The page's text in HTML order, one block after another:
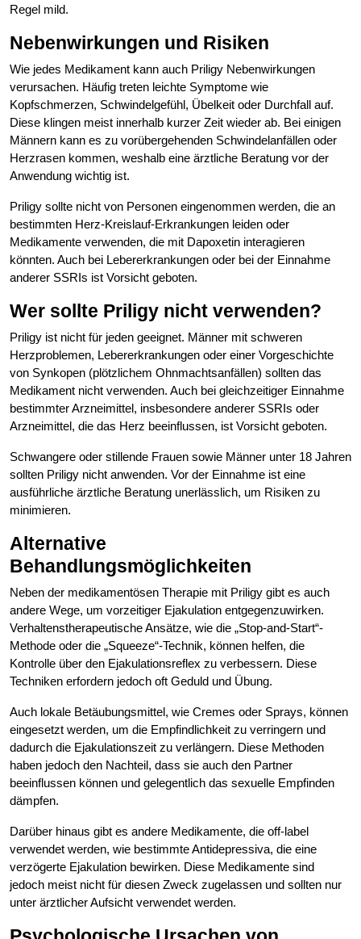
Regel mild.
Nebenwirkungen und Risiken
Wie jedes Medikament kann auch Priligy Nebenwirkungen
verursachen. Häufig treten leichte Symptome wie
Kopfschmerzen, Schwindelgefühl, Übelkeit oder Durchfall auf.
Diese klingen meist innerhalb kurzer Zeit wieder ab. Bei einigen
Männern kann es zu vorübergehenden Schwindelanfällen oder
Herzrasen kommen, weshalb eine ärztliche Beratung vor der
Anwendung wichtig ist.
Priligy sollte nicht von Personen eingenommen werden, die an
bestimmten Herz-Kreislauf-Erkrankungen leiden oder
Medikamente verwenden, die mit Dapoxetin interagieren
könnten. Auch bei Lebererkrankungen oder bei der Einnahme
anderer SSRIs ist Vorsicht geboten.
Wer sollte Priligy nicht verwenden?
Priligy ist nicht für jeden geeignet. Männer mit schweren
Herzproblemen, Lebererkrankungen oder einer Vorgeschichte
von Synkopen (plötzlichem Ohnmachtsanfällen) sollten das
Medikament nicht verwenden. Auch bei gleichzeitiger Einnahme
bestimmter Arzneimittel, insbesondere anderer SSRIs oder
Arzneimittel, die das Herz beeinflussen, ist Vorsicht geboten.
Schwangere oder stillende Frauen sowie Männer unter 18 Jahren
sollten Priligy nicht anwenden. Vor der Einnahme ist eine
ausführliche ärztliche Beratung unerlässlich, um Risiken zu
minimieren.
Alternative
Behandlungsmöglichkeiten
Neben der medikamentösen Therapie mit Priligy gibt es auch
andere Wege, um vorzeitiger Ejakulation entgegenzuwirken.
Verhaltenstherapeutische Ansätze, wie die „Stop-and-Start“-
Methode oder die „Squeeze“-Technik, können helfen, die
Kontrolle über den Ejakulationsreflex zu verbessern. Diese
Techniken erfordern jedoch oft Geduld und Übung.
Auch lokale Betäubungsmittel, wie Cremes oder Sprays, können
eingesetzt werden, um die Empfindlichkeit zu verringern und
dadurch die Ejakulationszeit zu verlängern. Diese Methoden
haben jedoch den Nachteil, dass sie auch den Partner
beeinflussen können und gelegentlich das sexuelle Empfinden
dämpfen.
Darüber hinaus gibt es andere Medikamente, die off-label
verwendet werden, wie bestimmte Antidepressiva, die eine
verzögerte Ejakulation bewirken. Diese Medikamente sind
jedoch meist nicht für diesen Zweck zugelassen und sollten nur
unter ärztlicher Aufsicht verwendet werden.